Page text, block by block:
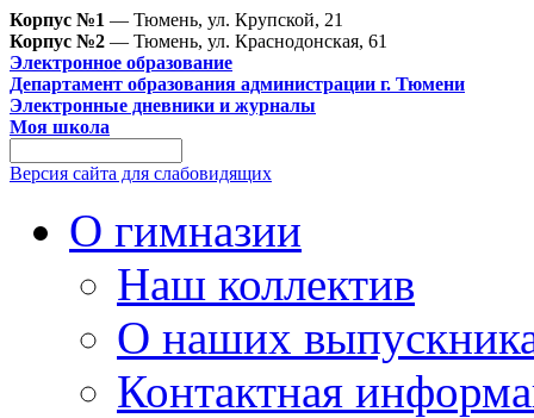
Корпус №1 — Тюмень, ул. Крупской, 21
Корпус №2 — Тюмень, ул. Краснодонская, 61
Электронное образование
Департамент образования администрации г. Тюмени
Электронные дневники и журналы
Моя школа
Версия сайта для слабовидящих
О гимназии
Наш коллектив
О наших
Контактная